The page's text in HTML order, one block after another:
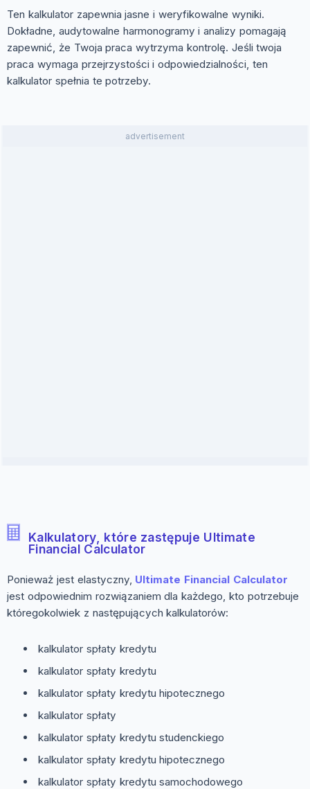
Ten kalkulator zapewnia jasne i weryfikowalne wyniki.
Dokładne, audytowalne harmonogramy i analizy pomagają
zapewnić, że Twoja praca wytrzyma kontrolę. Jeśli twoja
praca wymaga przejrzystości i odpowiedzialności, ten
kalkulator spełnia te potrzeby.
advertisement
Kalkulatory, które zastępuje Ultimate
Financial Calculator
Ponieważ jest elastyczny, Ultimate Financial Calculator
jest odpowiednim rozwiązaniem dla każdego, kto potrzebuje
któregokolwiek z następujących kalkulatorów:
kalkulator spłaty kredytu
kalkulator spłaty kredytu
kalkulator spłaty kredytu hipotecznego
kalkulator spłaty
kalkulator spłaty kredytu studenckiego
kalkulator spłaty kredytu hipotecznego
kalkulator spłaty kredytu samochodowego